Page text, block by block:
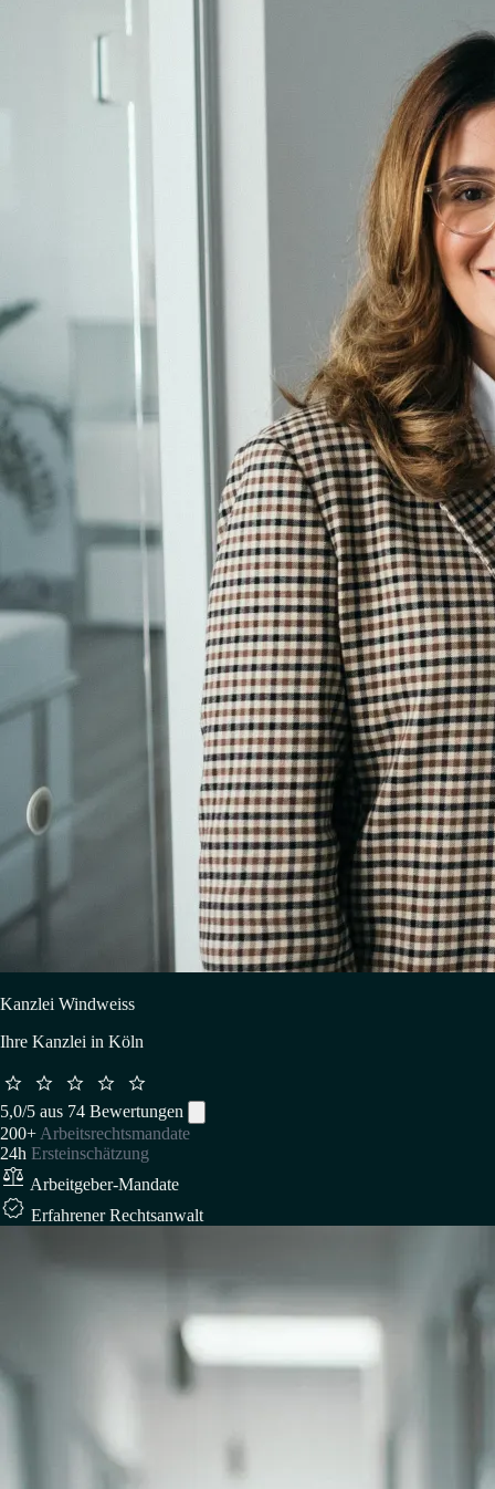
Kanzlei Windweiss
Ihre Kanzlei in Köln
    
5,0/5 aus 74 Bewertungen
200+ Arbeitsrechtsmandate
24h Ersteinschätzung
 Arbeitgeber-Mandate
 Erfahrener Rechtsanwalt